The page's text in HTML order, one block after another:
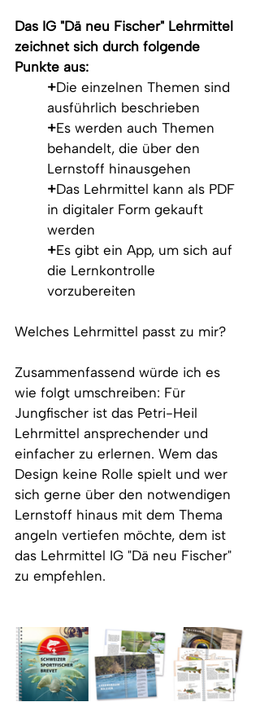
Das IG "Dä neu Fischer" Lehrmittel
zeichnet sich durch folgende
Punkte aus:
+Die einzelnen Themen sind
ausführlich beschrieben
+Es werden auch Themen
behandelt, die über den
Lernstoff hinausgehen
+Das Lehrmittel kann als PDF
in digitaler Form gekauft
werden
+Es gibt ein App, um sich auf
die Lernkontrolle
vorzubereiten
Welches Lehrmittel passt zu mir?
Zusammenfassend würde ich es
wie folgt umschreiben: Für
Jungfischer ist das Petri-Heil
Lehrmittel ansprechender und
einfacher zu erlernen. Wem das
Design keine Rolle spielt und wer
sich gerne über den notwendigen
Lernstoff hinaus mit dem Thema
angeln vertiefen möchte, dem ist
das Lehrmittel IG "Dä neu Fischer"
zu empfehlen.